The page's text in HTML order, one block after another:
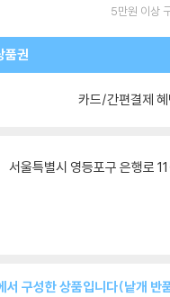
5만원 이상
품권
카드/간편결제
서울특별시 영등포구 은행로
구성한 상품입니다(낱개 반